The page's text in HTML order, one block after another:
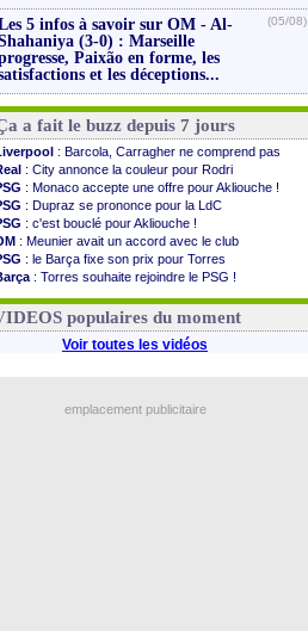
5 infos à savoir sur OM - Al-
(3-0) : Marseille
Paixão en forme, les
et les déceptions...
(05/08)
a fait le buzz depuis 7 jours
: Barcola, Carragher ne comprend pas
: City annonce la couleur pour Rodri
: Monaco accepte une offre pour Akliouche !
: Dupraz se prononce pour la LdC
: c'est bouclé pour Akliouche !
: Meunier avait un accord avec le club
: le Barça fixe son prix pour Torres
: Torres souhaite rejoindre le PSG !
: quand Medina recadre... sa mère
populaires du moment
Voir toutes les vidéos
emplacement publicitaire